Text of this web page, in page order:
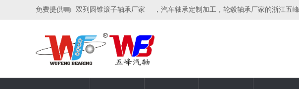
免费提供 双列圆锥滚子轴承厂家 ，汽车轴承定制加工，轮毂轴承厂家的浙江五